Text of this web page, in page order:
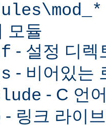
모듈
- 설정 디렉
- 비어있는
- C 언
- 링크 라이